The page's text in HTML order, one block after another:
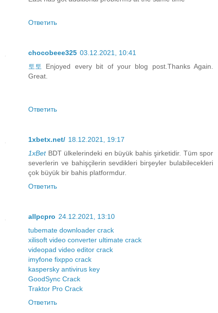
Ответить
chocobeee325 03.12.2021, 10:41
토토 Enjoyed every bit of your blog post.Thanks Again.
Great.
Ответить
1xbetx.net/ 18.12.2021, 19:17
1xBetBDT ülkelerindeki en büyük bahis şirketidir. Tüm spor
severlerin ve bahişçilerin sevdikleri birşeyler bulabilecekleri
çok büyük bir bahis platformdur.
Ответить
allpcpro 24.12.2021, 13:10
tubemate downloader crack
xilisoft video converter ultimate crack
videopad video editor crack
imyfone fixppo crack
kaspersky antivirus key
GoodSync Crack
Traktor Pro Crack
Ответить